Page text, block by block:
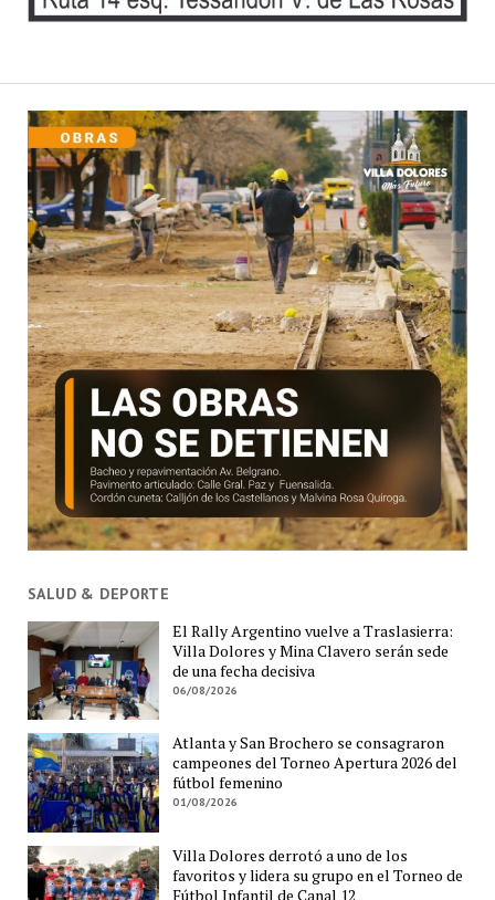
SALUD & DEPORTE
El Rally Argentino vuelve a Traslasierra:
Villa Dolores y Mina Clavero serán sede
de una fecha decisiva
06/08/2026
Atlanta y San Brochero se consagraron
campeones del Torneo Apertura 2026 del
fútbol femenino
01/08/2026
Villa Dolores derrotó a uno de los
favoritos y lidera su grupo en el Torneo de
Fútbol Infantil de Canal 12